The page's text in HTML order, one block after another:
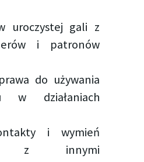
uroczystej gali z
i patronów
do używania
w działaniach
i wymień
z innymi